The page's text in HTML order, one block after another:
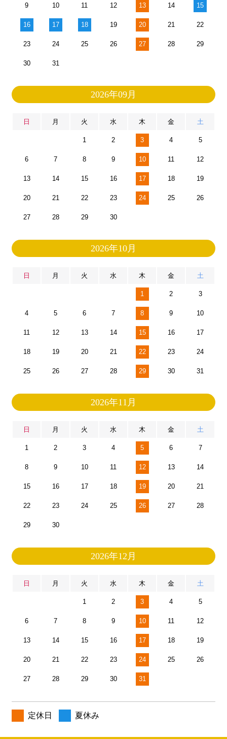
9 10 11 12 13 14 15
16 17 18 19 20 21 22
23 24 25 26 27 28 29
30 31
2026年09月
日 月 火 水 木 金 土
1 2 3 4 5
6 7 8 9 10 11 12
13 14 15 16 17 18 19
20 21 22 23 24 25 26
27 28 29 30
2026年10月
日 月 火 水 木 金 土
1 2 3
4 5 6 7 8 9 10
11 12 13 14 15 16 17
18 19 20 21 22 23 24
25 26 27 28 29 30 31
2026年11月
日 月 火 水 木 金 土
1 2 3 4 5 6 7
8 9 10 11 12 13 14
15 16 17 18 19 20 21
22 23 24 25 26 27 28
29 30
2026年12月
日 月 火 水 木 金 土
1 2 3 4 5
6 7 8 9 10 11 12
13 14 15 16 17 18 19
20 21 22 23 24 25 26
27 28 29 30 31
定休日 夏休み